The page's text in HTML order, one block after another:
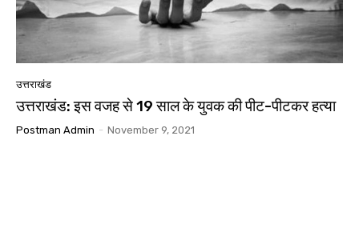
उत्तराखंड
उत्तराखंड: इस वजह से 19 साल के युवक की पीट-पीटकर हत्या
Postman Admin - November 9, 2021